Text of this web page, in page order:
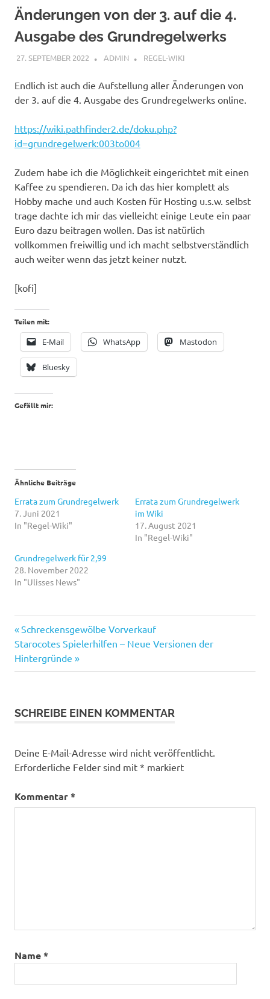
Änderungen von der 3. auf die 4.
Ausgabe des Grundregelwerks
27. SEPTEMBER 2022 ADMIN REGEL-WIKI
Endlich ist auch die Aufstellung aller Änderungen von
der 3. auf die 4. Ausgabe des Grundregelwerks online.
https://wiki.pathfinder2.de/doku.php?
id=grundregelwerk:003to004
Zudem habe ich die Möglichkeit eingerichtet mit einen
Kaffee zu spendieren. Da ich das hier komplett als
Hobby mache und auch Kosten für Hosting u.s.w. selbst
trage dachte ich mir das vielleicht einige Leute ein paar
Euro dazu beitragen wollen. Das ist natürlich
vollkommen freiwillig und ich macht selbstverständlich
auch weiter wenn das jetzt keiner nutzt.
[kofi]
Teilen mit:
E-Mail WhatsApp Mastodon
Bluesky
Gefällt mir:
Ähnliche Beiträge
Errata zum Grundregelwerk
7. Juni 2021
In "Regel-Wiki"
Errata zum Grundregelwerk
im Wiki
17. August 2021
In "Regel-Wiki"
Grundregelwerk für 2,99
28. November 2022
In "Ulisses News"
Beitragsnavigation
Vorheriger
Beitrag:
Schreckensgewölbe Vorverkauf
Nächster
Beitrag:
Starocotes Spielerhilfen – Neue Versionen der
Hintergründe
SCHREIBE EINEN KOMMENTAR
Deine E-Mail-Adresse wird nicht veröffentlicht.
Erforderliche Felder sind mit * markiert
Kommentar*
Name*